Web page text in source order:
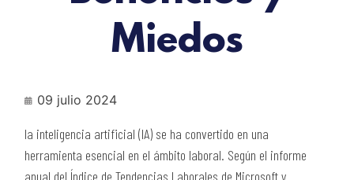
Miedos
09 julio 2024
la inteligencia artificial (IA) se ha convertido en una
herramienta esencial en el ámbito laboral. Según el informe
anual del Índice de Tendencias Laborales de Microsoft y